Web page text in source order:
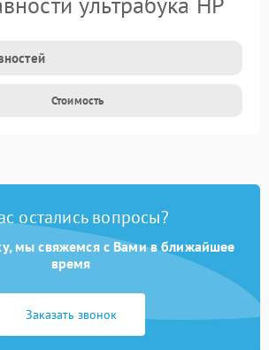
Стоимость
остались вопросы?
мы свяжемся с Вами в ближайшее
время
Заказать звонок